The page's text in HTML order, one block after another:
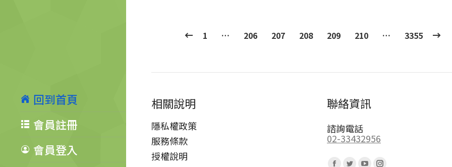
回到首頁
會員註冊
會員登入
1 … 206 207 208 209 210 … 3355
相關說明
隱私權政策
服務條款
授權說明
聯絡資訊
諮詢電話
02-33432956